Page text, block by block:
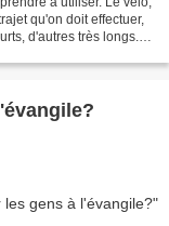
qu'on doit effectuer,
d'autres très longs.